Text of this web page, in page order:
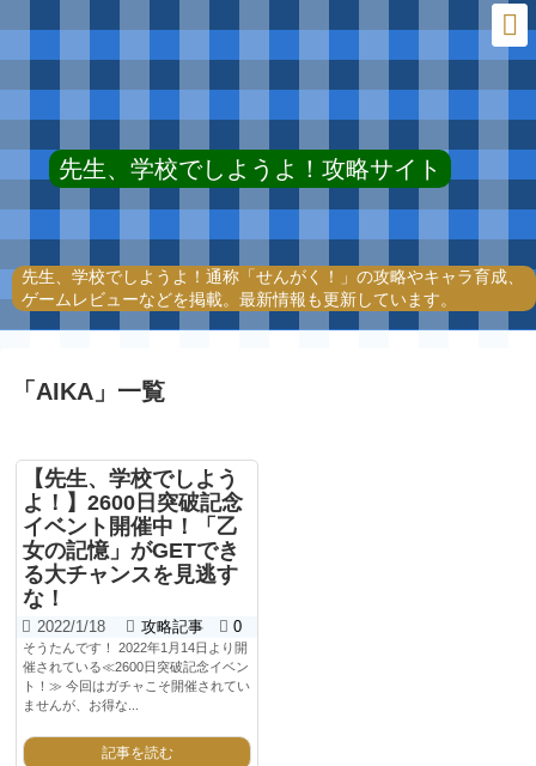
先生、学校でしようよ！攻略サイト
先生、学校でしようよ！通称「せんがく！」の攻略やキャラ育成、
ゲームレビューなどを掲載。最新情報も更新しています。
「 AIKA 」 一覧
【先生、学校でしよう
よ！】2600日突破記念
イベント開催中！「乙
女の記憶」がGETでき
る大チャンスを見逃す
な！
2022/1/18 攻略記事 0
そうたんです！ 2022年1月14日より開
催されている≪2600日突破記念イベン
ト！≫ 今回はガチャこそ開催されてい
ませんが、お得な...
記事を読む